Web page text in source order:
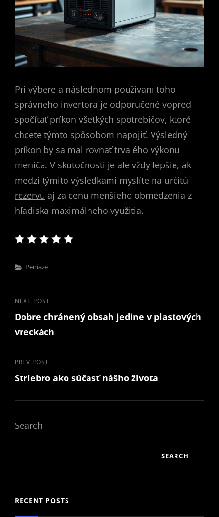
Pri výbere a následnom používaní toho
správneho invertora je odporučené vopred
spočítať príkon všetkých spotrebičov, ktoré
chcete týmto spôsobom napojiť. Výsledný
príkon by sa mal rovnať trvalého výkonu
meniča. V skutočnosti je ale vždy lepšie, ak
medzi týmito výsledkami myslíte na určitú
rezervu aj za cenu menšieho obmedzenia z
hľadiska maximálneho využitia.
Categories
Peniaze
Post
navigation
Previous
Post
PREV POST
Striebro ako súčasť nášho života
Next
Post
NEXT POST
Dobre chránený obsah jedine v plastových
vreckách
Search
SEARCH
RECENT POSTS